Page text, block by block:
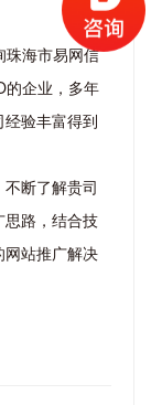
珠海市易网信
的企业，多年
验丰富得到
断了解贵司
思路，结合技
站推广解决